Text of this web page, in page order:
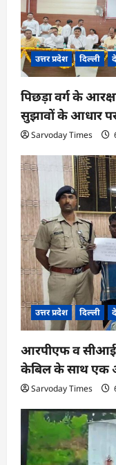
उत्तर प्रदेश दिल्ली
पिछड़ा वर्ग के
सुझावों के आधार
Sarvoday Times
उत्तर प्रदेश दिल्ली
आरपीएफ व
केबिल के साथ एक
Sarvoday Times